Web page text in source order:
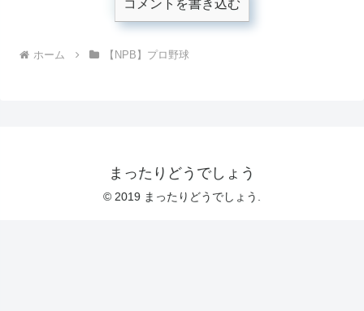
コメントを書き込む
ホーム 【NPB】プロ野球
まったりどうでしょう
© 2019 まったりどうでしょう.